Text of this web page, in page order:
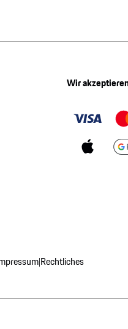
Wir
|Rechtliches